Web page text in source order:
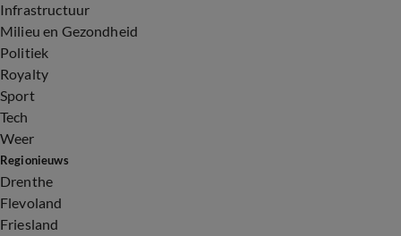
Infrastructuur
Milieu en Gezondheid
Politiek
Royalty
Sport
Tech
Weer
Regionieuws
Drenthe
Flevoland
Friesland